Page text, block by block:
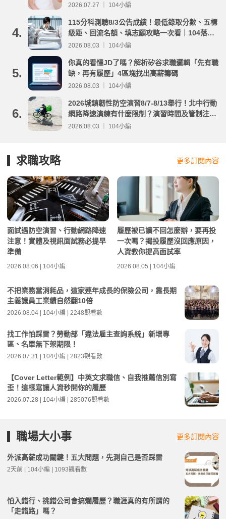
2026.07.27 ｜ 104小編
4.
115分科測驗8/3公告成績！最低錄取分數、五標
級距、回流名額、填志願攻略一次看｜104落點
分析
2026.08.03 ｜ 104小編
5.
你真的看懂JD了嗎？解析矽谷求職邏輯「先有職
缺，再有履歷」4區塊找出高薪籌碼
2026.08.03 ｜ 104小編
6.
2026城鎮韌性防空演習8/7-8/13舉行！北中行動
網路降速演練有什麼限制？演習時間及管制注意
事項整理
2026.08.03 ｜ 104小編
求職攻略 更多訂閱內容
面試遇防空演習、行動網路降速
注意！實體及視訊面試務必提早
準備
2026.08.06 | 104小編
履歷被已讀不回怎麼辦，要再投
一次嗎？揭投履歷沒回應原因，
人資教你提高面試率
2026.08.05 | 104小編
不把業務當消耗品，這家連年成長的保險公司，靠長期
主義讓員工業績自然翻10倍
2026.08.04 | 104小編 | 2248觀看數
找工作怕踩雷？勞動部「違法雇主查詢系統」新增專
區、名單無下架期限！
2026.07.31 | 104小編 | 2823觀看數
【Cover Letter範例】中英文求職信、自我推薦信別寫
歪！這樣寫讓人資秒開你的履歷
2026.07.28 | 104小編 | 285076觀看數
職場大小事 更多訂閱內容
外派高薪成功關鍵！五大問題，先測自己是否踩雷
2天前 | 104小編 | 1093觀看數
怕入錯行、挑錯公司會搞爛履歷？職涯真的有所謂的
「走錯路」嗎？